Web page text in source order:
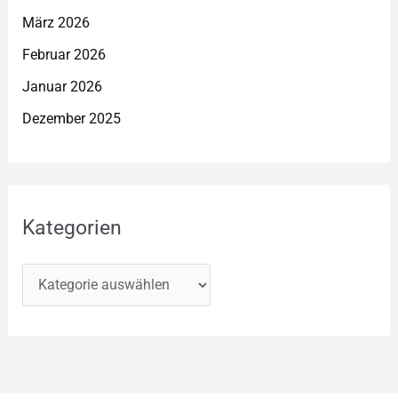
März 2026
Februar 2026
Januar 2026
Dezember 2025
Kategorien